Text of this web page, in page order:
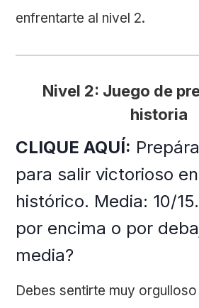
enfrentarte al nivel 2.
Nivel 2: Juego de
historia
CLIQUE AQUÍ:
para salir victorioso
histórico. Media: 10/
por encima o por
media?
Debes sentirte muy